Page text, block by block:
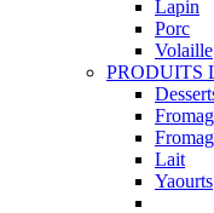
Lapin
Porc
Volaille
PRODUITS
Lait
Yaourts